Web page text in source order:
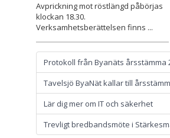
Avprickning mot röstlängd påbörjas
klockan 18.30.
Verksamhetsberättelsen finns ...
Protokoll från Byanäts årsstämma
Tavelsjö ByaNät kallar till
Lär dig mer om IT och säkerhet
Trevligt bredbandsmöte i